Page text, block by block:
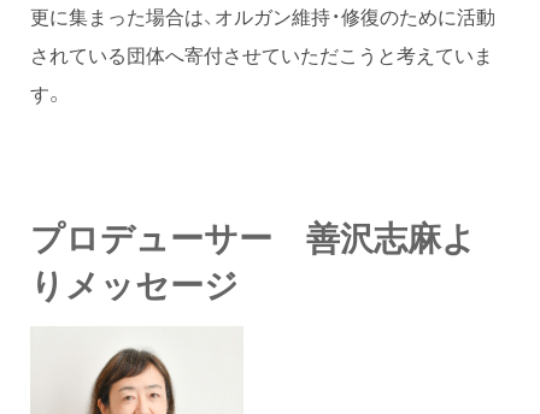
更に集まった場合は、オルガン維持・修復のために活動
されている団体へ寄付させていただこうと考えていま
す。
プロデューサー 善沢志麻よ
りメッセージ